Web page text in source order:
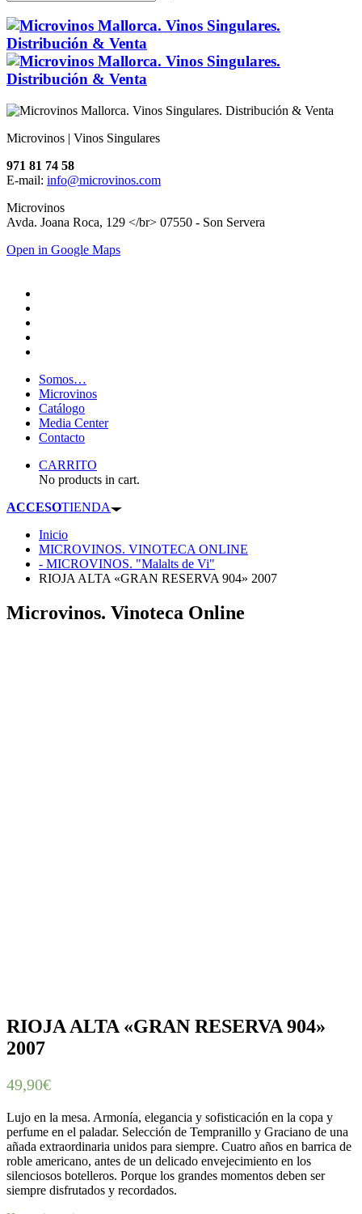
Microvinos | Vinos Singulares
971 81 74 58
E-mail: info@microvinos.com
Microvinos
Avda. Joana Roca, 129 </br> 07550 - Son Servera
Open in Google Maps
Somos…
Microvinos
Catálogo
Media Center
Contacto
CARRITO
No products in cart.
ACCESOTIENDA
Inicio
MICROVINOS. VINOTECA ONLINE
- MICROVINOS. "Malalts de Vi"
RIOJA ALTA «GRAN RESERVA 904» 2007
Microvinos. Vinoteca Online
RIOJA ALTA «GRAN RESERVA 904»
2007
49,90€
Lujo en la mesa. Armonía, elegancia y sofisticación en la copa y
perfume en el paladar. Selección de Tempranillo y Graciano de una
añada extraordinaria unidos para siempre. Cuatro años en barrica de
roble americano, antes de un delicado envejecimiento en los
silenciosos botelleros. Porque los grandes momentos deben ser
siempre disfrutados y recordados.